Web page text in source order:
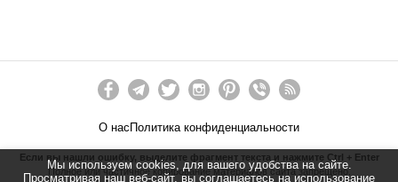
Мы используем cookies, для вашего удобства на сайте.
Просматривая наш веб-сайт, вы соглашаетесь на использование
О нас Политика конфиденциальности
Если вы нашли ошибку, выделите фрагмент текста и нажмите Ctrl + Enter
Полное или частичное копирование материалов сайта запрещено.